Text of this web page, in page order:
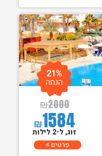
₪2000
₪1584
21%
הנחה
זוג, ל-2 לילות
פרטים